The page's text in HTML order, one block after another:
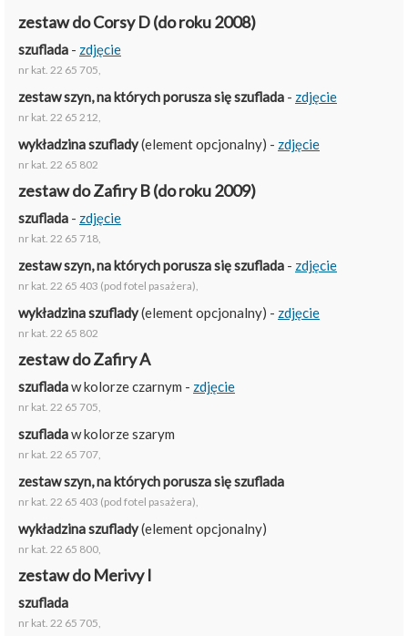
zestaw do Corsy D (do roku 2008)
szuflada - zdjęcie
nr kat. 22 65 705,
zestaw szyn, na których porusza się szuflada - zdjęcie
nr kat. 22 65 212,
wykładzina szuflady(element opcjonalny) - zdjęcie
nr kat. 22 65 802
zestaw do Zafiry B (do roku 2009)
szuflada - zdjęcie
nr kat. 22 65 718,
zestaw szyn, na których porusza się szuflada - zdjęcie
nr kat. 22 65 403 (pod fotel pasażera),
wykładzina szuflady(element opcjonalny) - zdjęcie
nr kat. 22 65 802
zestaw do Zafiry A
szufladaw kolorze czarnym - zdjęcie
nr kat. 22 65 705,
szufladaw kolorze szarym
nr kat. 22 65 707,
zestaw szyn, na których porusza się szuflada
nr kat. 22 65 403 (pod fotel pasażera),
wykładzina szuflady(element opcjonalny)
nr kat. 22 65 800,
zestaw do Merivy I
szuflada
nr kat. 22 65 705,